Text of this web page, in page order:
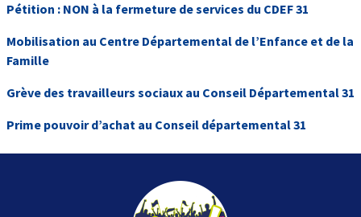
Pétition : NON à la fermeture de services du CDEF 31
Mobilisation au Centre Départemental de l’Enfance et de la
Famille
Grève des travailleurs sociaux au Conseil Départemental 31
Prime pouvoir d’achat au Conseil départemental 31